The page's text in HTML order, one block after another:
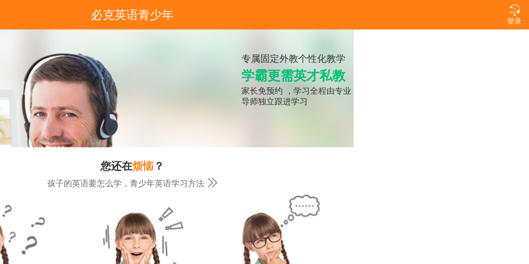

登录
必克英语青少年
专属固定外教个性化教学
学霸更需英才私教
家长免预约 ，学习全程由专业
导师独立跟进学习
您还在烦恼？
孩子的英语要怎么学，青少年英语学习方法 